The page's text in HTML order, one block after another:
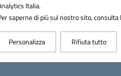
Italia.
saperne di più sul nostro sito, consulta
Personalizza Rifiuta tutto